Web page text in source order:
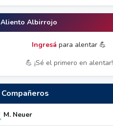
Aliento Albirrojo
Ingresá para alentar 💪
💪 ¡Sé el primero en alentar!
Compañeros
M. Neuer